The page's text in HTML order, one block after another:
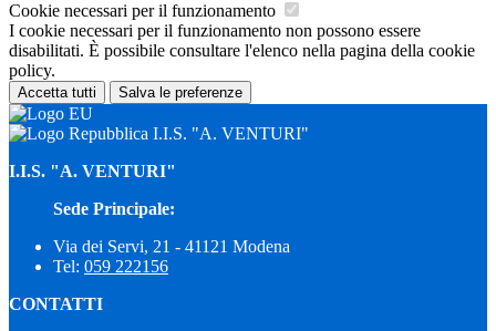
Cookie necessari per il funzionamento
I cookie necessari per il funzionamento non possono essere
disabilitati. È possibile consultare l'elenco nella pagina della cookie
policy.
Accetta tutti Salva le preferenze
I.I.S. "A. VENTURI"
I.I.S. "A. VENTURI"
Sede Principale:
Via dei Servi, 21 - 41121 Modena
Tel: 059 222156
CONTATTI